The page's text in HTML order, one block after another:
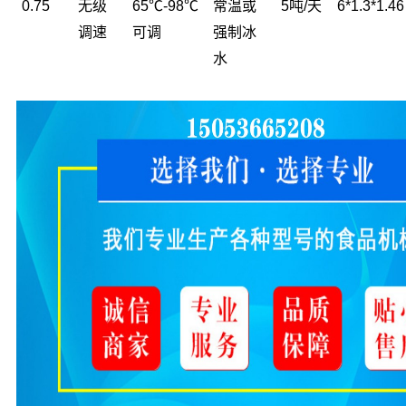
0.75
无级
调速
65℃-98℃
可调
常温或
强制冰
水
5吨/天 6*1.3*1.46